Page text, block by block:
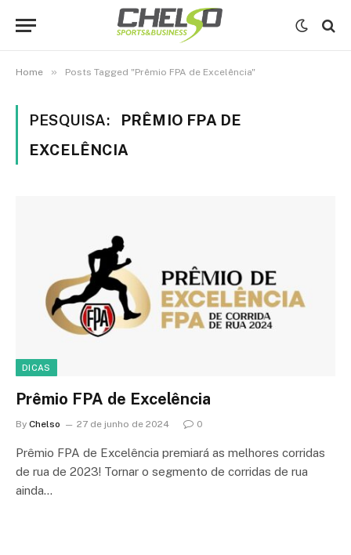
Home » Posts Tagged "Prêmio FPA de Excelência"
PESQUISA:
PRÊMIO FPA DE
EXCELÊNCIA
DICAS
Prêmio FPA de Excelência
By Chelso 27 de junho de 2024 0
Prêmio FPA de Excelência premiará as melhores corridas
de rua de 2023! Tornar o segmento de corridas de rua
ainda…